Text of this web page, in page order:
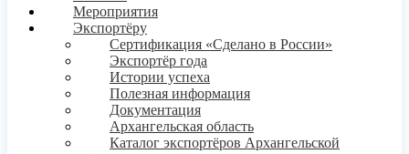
Мероприятия
Экспортёру
Сертификация «Сделано в России»
Экспортёр года
Истории успеха
Полезная информация
Документация
Архангельская область
Каталог экспортёров Архангельской